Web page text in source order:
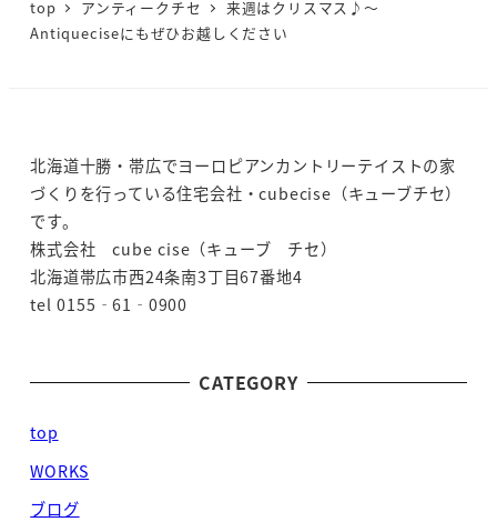
top アンティークチセ
来週はクリスマス♪～
Antiqueciseにもぜひお越しください
北海道十勝・帯広でヨーロピアンカントリーテイストの家
づくりを行っている住宅会社・cubecise（キューブチセ）
です。
株式会社 cube cise（キューブ チセ）
北海道帯広市西24条南3丁目67番地4
tel 0155‐61‐0900
CATEGORY
top
WORKS
ブログ